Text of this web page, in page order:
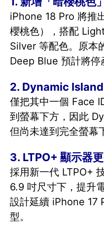
iPhone 18 Pro 將推
櫻桃色），搭配
Silver 等配色。原本
Deep Blue 預計將停
2. Dynamic
僅把其中一個 Face
到螢幕下方，因此
但尚未達到完全螢幕
3. LTPO+ 顯示器
採用新一代 LTPO+
6.9 吋尺寸下，提升
設計延續 iPhone 17
型。